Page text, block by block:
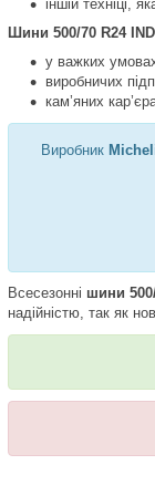
іншій техніці,
Шини 500/70 R24
у важких
виробничих
кам’яних
Виробник
Всесезонні шини
надійністю, так як